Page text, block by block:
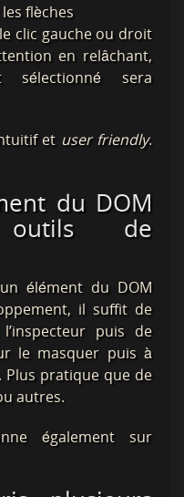
flèches
clic gauche ou droit
en relâchant,
sélectionné sera
et user friendly.
du DOM
de
élément du DOM
il suffit de
puis de
le masquer puis à
Plus pratique que de
autres.
également sur